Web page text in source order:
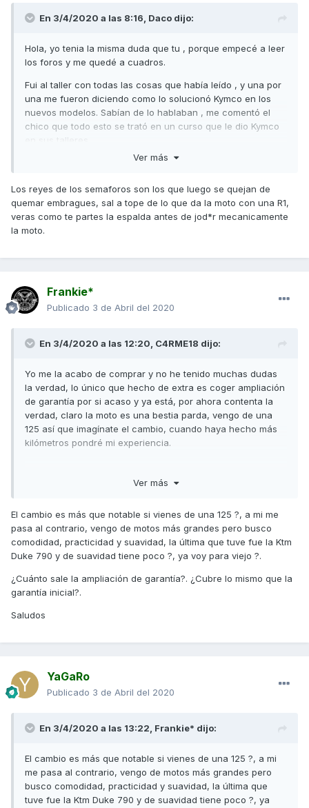
En 3/4/2020 a las 8:16, Daco dijo:
Hola, yo tenia la misma duda que tu , porque empecé a leer
los foros y me quedé a cuadros.
Fui al taller con todas las cosas que había leído , y una por
una me fueron diciendo como lo solucionó Kymco en los
nuevos modelos. Sabían de lo hablaban , me comentó el
chico que todo esto se trató en un curso que le dio Kymco
en sus talleres.
Como opinión personal, me gustaría saber como trataron a
km. Una scooter tan potente tiene que tener un buen
rodaje, no solo de 1000km. No me extrañaría que muchos
de esos que se quejaron, hacían salidas a tope de gas y
frenadas a lo loco. Pero lo dicho , opinión personal.
Ver más
Los reyes de los semaforos son los que luego se quejan de
quemar embragues, sal a tope de lo que da la moto con una R1,
veras como te partes la espalda antes de jod*r mecanicamente
la moto.
Frankie*
Publicado 3 de Abril del 2020
En 3/4/2020 a las 12:20, C4RME18 dijo:
Yo me la acabo de comprar y no he tenido muchas dudas
la verdad, lo único que hecho de extra es coger ampliación
de garantía por si acaso y ya está, por ahora contenta la
verdad, claro la moto es una bestia parda, vengo de una
125 así que imagínate el cambio, cuando haya hecho más
kilómetros pondré mi experiencia.
Ver más
El cambio es más que notable si vienes de una 125 ?, a mi me
pasa al contrario, vengo de motos más grandes pero busco
comodidad, practicidad y suavidad, la última que tuve fue la Ktm
Duke 790 y de suavidad tiene poco ?, ya voy para viejo ?.
¿Cuánto sale la ampliación de garantía?. ¿Cubre lo mismo que la
garantía inicial?.
Saludos
YaGaRo
Publicado 3 de Abril del 2020
En 3/4/2020 a las 13:22, Frankie* dijo:
El cambio es más que notable si vienes de una 125 ?, a mi
me pasa al contrario, vengo de motos más grandes pero
busco comodidad, practicidad y suavidad, la última que
tuve fue la Ktm Duke 790 y de suavidad tiene poco ?, ya